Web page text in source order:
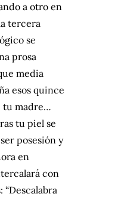
a otro en
tercera
se
prosa
media
esos quince
tu madre…
tu piel se
posesión y
en
con
“Descalabra